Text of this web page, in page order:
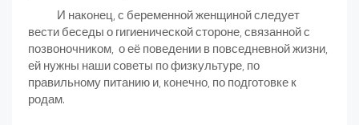
И наконец, с беременной женщиной следует
вести беседы о гигиенической стороне, связанной с
позвоночником, о её поведении в повседневной жизни,
ей нужны наши советы по физкультуре, по
правильному питанию и, конечно, по подготовке к
родам.